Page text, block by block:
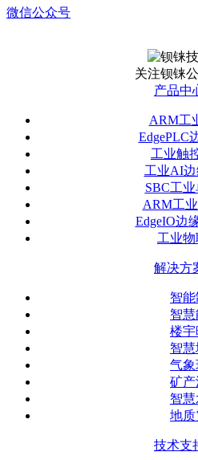
微信公众号
关注钡铼
产品中
ARM工
EdgePLC
工业触
工业AI
SBC工
ARM工
EdgeIO边
工业
解决方
智
智
楼宇
智
气象
矿产
智慧
地
技术支